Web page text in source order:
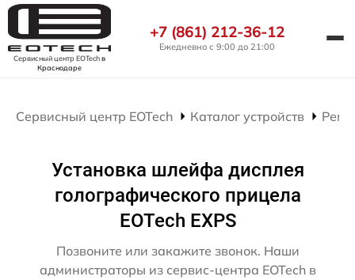
Сервисный центр EOTechв
Краснодаре
+7 (861) 212-36-12
Ежедневно с 9:00 до 21:00
Сервисный центр EOTech Каталог устройств
Установка шлейфа дисплея
голографического прицела
EOTech EXPS
Позвоните или закажите звонок. Наши
администраторы из сервис-центра EOTech в